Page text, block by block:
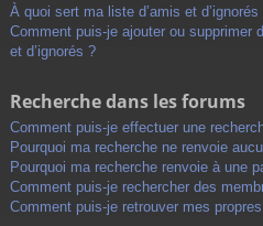
À quoi sert ma liste d’amis et d’ignorés
Comment puis-je ajouter ou supprimer
et d’ignorés ?
Recherche dans les forums
Comment puis-je effectuer une
Pourquoi ma recherche ne renvoie
Pourquoi ma recherche renvoie à une
Comment puis-je rechercher des
Comment puis-je retrouver mes